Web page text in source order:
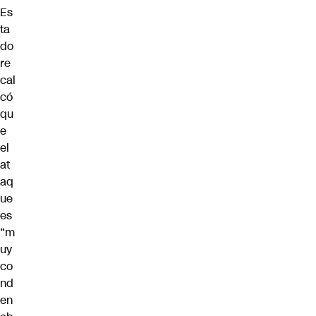
Es
ta
do
re
cal
có
qu
e
el
at
aq
ue
es
“m
uy
co
nd
en